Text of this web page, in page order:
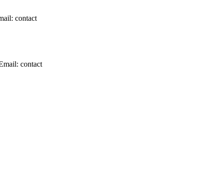
contact
contact